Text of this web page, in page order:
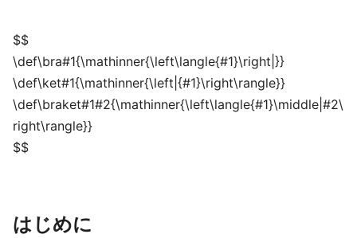
$$
\def\bra#1{\mathinner{\left\langle{#1}\right|}}
\def\ket#1{\mathinner{\left|{#1}\right\rangle}}
\def\braket#1#2{\mathinner{\left\langle{#1}\middle|#2\
right\rangle}}
$$
はじめに